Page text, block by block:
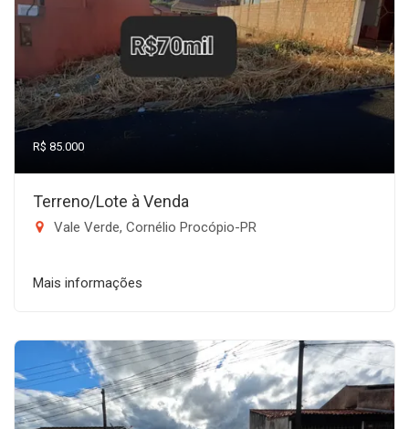
R$ 85.000
Terreno/Lote à Venda
Vale Verde, Cornélio Procópio-PR
Mais informações